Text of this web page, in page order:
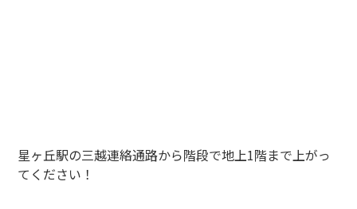
星ヶ丘駅の三越連絡通路から階段で地上1階まで上がっ
てください！